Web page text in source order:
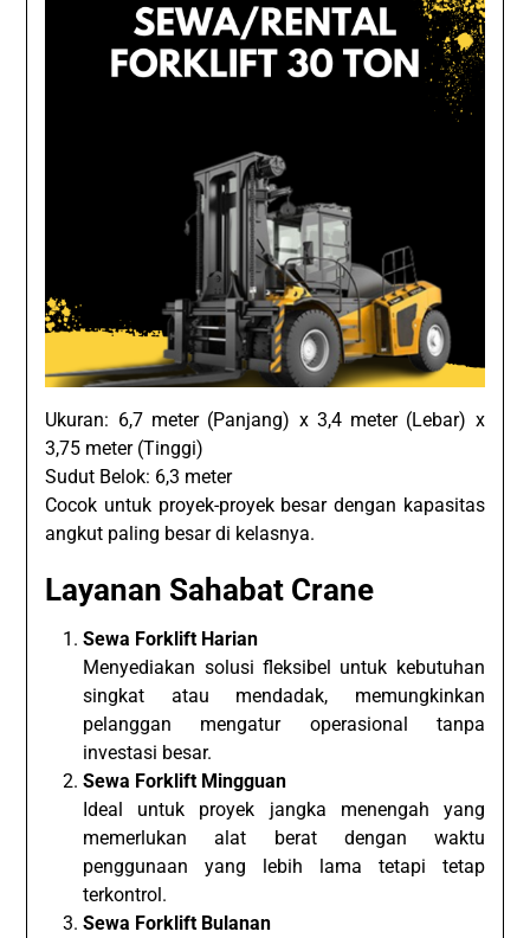
Ukuran: 6,7 meter (Panjang) x 3,4 meter (Lebar) x
3,75 meter (Tinggi)
Sudut Belok: 6,3 meter
Cocok untuk proyek-proyek besar dengan kapasitas
angkut paling besar di kelasnya.
Layanan Sahabat Crane
Sewa Forklift Harian
Menyediakan solusi fleksibel untuk kebutuhan
singkat atau mendadak, memungkinkan
pelanggan mengatur operasional tanpa
investasi besar.
Sewa Forklift Mingguan
Ideal untuk proyek jangka menengah yang
memerlukan alat berat dengan waktu
penggunaan yang lebih lama tetapi tetap
terkontrol.
Sewa Forklift Bulanan